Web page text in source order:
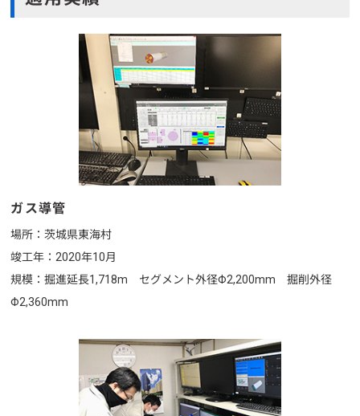
ガス導管
場所：茨城県東海村
竣工年：2020年10月
規模：掘進延長1,718m セグメント外径Φ2,200mm 掘削外径
Φ2,360mm